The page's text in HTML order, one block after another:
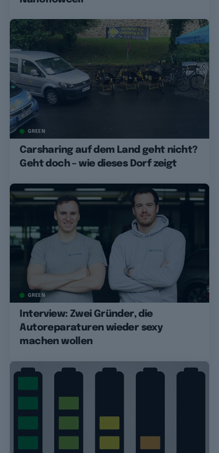
GREEN
Carsharing auf dem Land geht nicht?
Geht doch – wie dieses Dorf zeigt
GREEN
Interview: Zwei Gründer, die
Autoreparaturen wieder sexy
machen wollen